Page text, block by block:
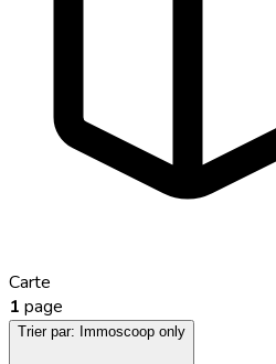
Carte
1 page
Trier par: Immoscoop only